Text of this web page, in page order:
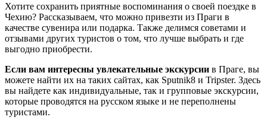
Хотите сохранить приятные воспоминания о своей поездке в
Чехию? Рассказываем, что можно привезти из Праги в
качестве сувенира или подарка. Также делимся советами и
отзывами других туристов о том, что лучше выбрать и где
выгодно приобрести.
Если вам интересны увлекательные экскурсии в Праге, вы
можете найти их на таких сайтах, как Sputnik8 и Tripster. Здесь
вы найдете как индивидуальные, так и групповые экскурсии,
которые проводятся на русском языке и не переполнены
туристами.